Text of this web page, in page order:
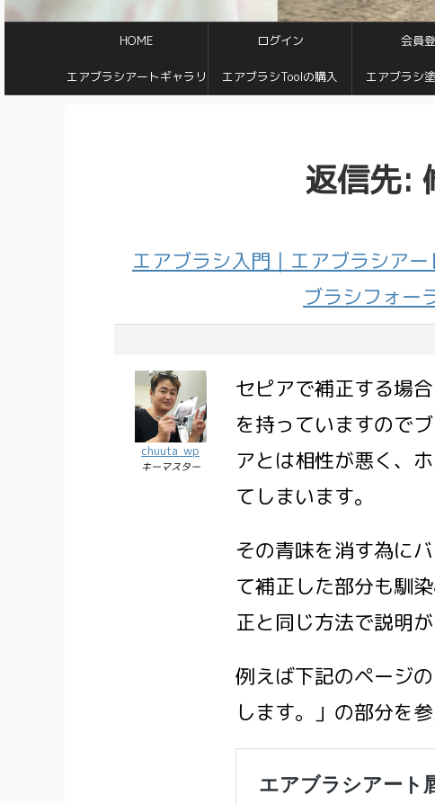
HOME ログイン 会員
エアブラシアートギャラリ エアブラシToolの購入 エアブラシ
返信先:
エアブラシ入門｜エアブラシア
ブラシフォー
chuuta_wp
キーマスター
セピアで補正する場
を持っていますので
アとは相性が悪く、
てしまいます。
その青味を消す為に
て補正した部分も馴
正と同じ方法で説明が
例えば下記のページ
します。」の部分を